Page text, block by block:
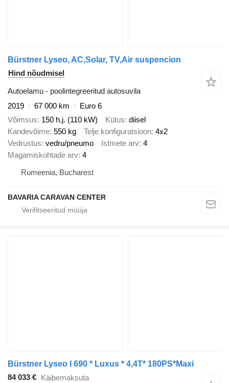
Bürstner Lyseo, AC,Solar, TV,Air suspencion
Hind nõudmisel
Autoelamu - poolintegreeritud autosuvila
2019
67 000 km
Euro 6
Võimsus 150 h.j. (110 kW) Kütus diisel
Kandevõime 550 kg Telje konfiguratsioon 4x2
Vedrustus vedru/pneumo Istmete arv 4
Magamiskohtade arv 4
Rumeenia, Bucharest
BAVARIA CARAVAN CENTER
Bürstner Lyseo I 690 * Luxus * 4,4T* 180PS*Maxi
84 033 € Käibemaksuta